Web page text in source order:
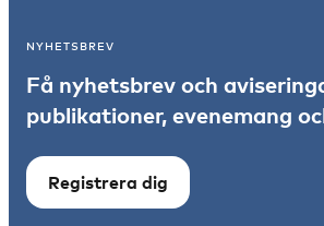
NYHETSBREV
Få nyhetsbrev och
publikationer, evenemang
Registrera dig